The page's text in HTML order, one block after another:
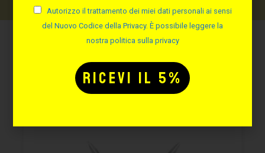
Potrebbe interessarti
anche:
Autorizzo il trattamento dei miei dati personali ai sensi
del Nuovo Codice della Privacy. È possibile leggere la
nostra politica sulla privacy